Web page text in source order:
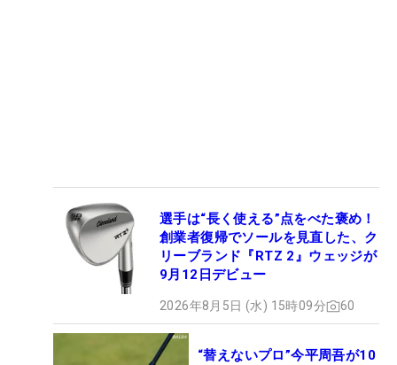
選手は“長く使える”点をべた褒め！
創業者復帰でソールを見直した、ク
リーブランド『RTZ 2』ウェッジが
9月12日デビュー
2026年8月5日 (水) 15時09分 60
“替えないプロ”今平周吾が10